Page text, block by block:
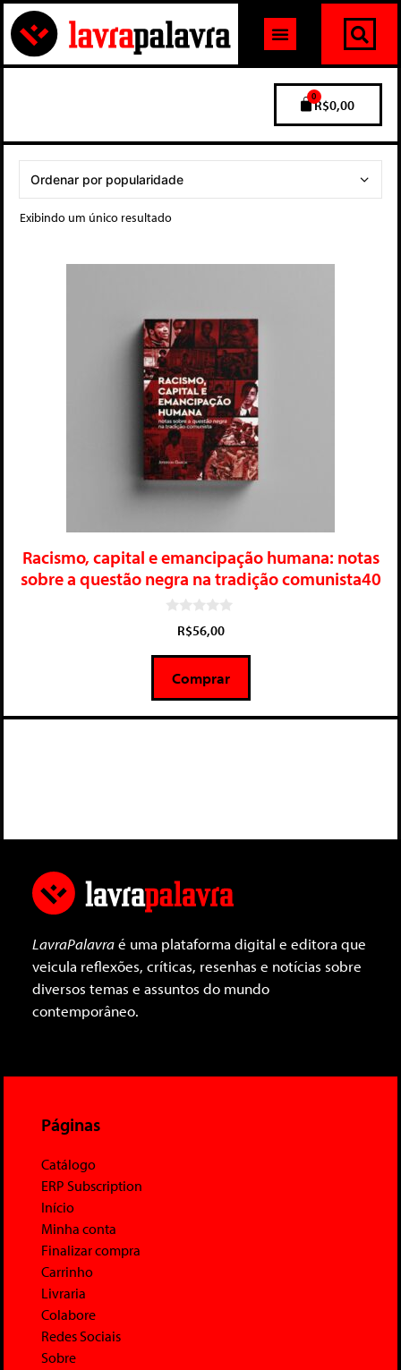
R$0,00
0
Exibindo um único resultado
Racismo, capital e emancipação humana: notas
sobre a questão negra na tradição comunista40
5
R$56,00
Comprar
LavraPalavraé uma plataforma digital e editora que
veicula reflexões, críticas, resenhas e notícias sobre
diversos temas e assuntos do mundo
contemporâneo.
Páginas
Catálogo
ERP Subscription
Início
Minha conta
Finalizar compra
Carrinho
Livraria
Colabore
Redes Sociais
Sobre